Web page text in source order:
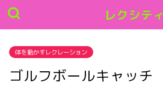
レクシティ
体を動かすレクレーション
ゴルフボールキャッチ